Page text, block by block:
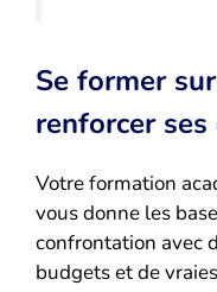
Se former
renforcer ses
Votre formation
vous donne les
confrontation avec
budgets et de